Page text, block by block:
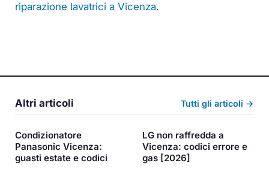
riparazione lavatrici a Vicenza.
Altri articoli Tutti gli articoli →
Condizionatore
Panasonic Vicenza:
guasti estate e codici
LG non raffredda a
Vicenza: codici errore e
gas [2026]